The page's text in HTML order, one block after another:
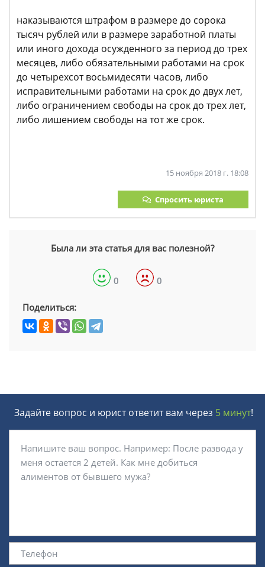
наказываются штрафом в размере до сорока
тысяч рублей или в размере заработной платы
или иного дохода осужденного за период до трех
месяцев, либо обязательными работами на срок
до четырехсот восьмидесяти часов, либо
исправительными работами на срок до двух лет,
либо ограничением свободы на срок до трех лет,
либо лишением свободы на тот же срок.
15 ноября 2018 г. 18:08
Спросить юриста
Была ли эта статья для вас полезной?
0 0
Поделиться:
Задайте вопрос и юрист ответит вам через 5 минут!